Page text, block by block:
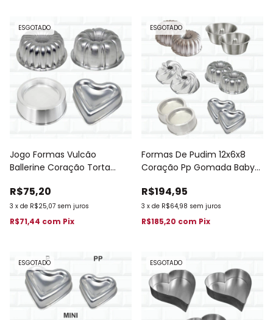
ESGOTADO
Jogo Formas Vulcão
Ballerine Coração Torta
R$75,20
3 x de R$25,07 sem juros
R$71,44 com Pix
ESGOTADO
Formas De Pudim 12x6x8
Coração Pp Gomada Baby
R$194,95
3 x de R$64,98 sem juros
R$185,20 com Pix
ESGOTADO ESGOTADO